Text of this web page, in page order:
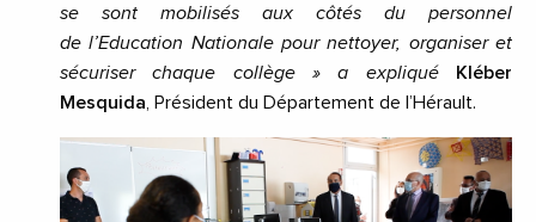
se sont mobilisés aux côtés du personnel
de l’Education Nationale pour nettoyer, organiser et
sécuriser chaque collège » a expliqué
Kléber
Mesquida, Président du Département de l’Hérault.